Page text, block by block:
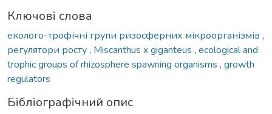
Ключові слова
еколого-трофічні групи ризосферних мікроорганізмів ,
регулятори росту, Miscanthus x giganteus , ecological and
trophic groups of rhizosphere spawning organisms , growth
regulators
Бібліографічний опис